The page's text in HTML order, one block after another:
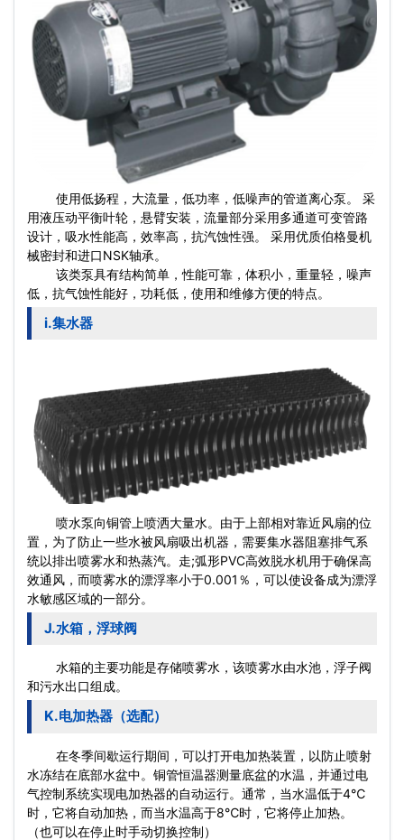
使用低扬程，大流量，低功率，低噪声的管道离心泵。 采
用液压动平衡叶轮，悬臂安装，流量部分采用多通道可变管路
设计，吸水性能高，效率高，抗汽蚀性强。 采用优质伯格曼机
械密封和进口NSK轴承。
该类泵具有结构简单，性能可靠，体积小，重量轻，噪声
低，抗气蚀性能好，功耗低，使用和维修方便的特点。
i.集水器
喷水泵向铜管上喷洒大量水。由于上部相对靠近风扇的位
置，为了防止一些水被风扇吸出机器，需要集水器阻塞排气系
统以排出喷雾水和热蒸汽。走;弧形PVC高效脱水机用于确保高
效通风，而喷雾水的漂浮率小于0.001％，可以使设备成为漂浮
水敏感区域的一部分。
J.水箱，浮球阀
水箱的主要功能是存储喷雾水，该喷雾水由水池，浮子阀
和污水出口组成。
K.电加热器（选配）
在冬季间歇运行期间，可以打开电加热装置，以防止喷射
水冻结在底部水盆中。铜管恒温器测量底盆的水温，并通过电
气控制系统实现电加热器的自动运行。通常，当水温低于4℃
时，它将自动加热，而当水温高于8℃时，它将停止加热。
（也可以在停止时手动切换控制）